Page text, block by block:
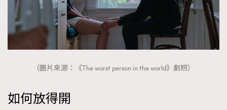
（圖片來源：《The worst person in the world》劇照）
如何放得開